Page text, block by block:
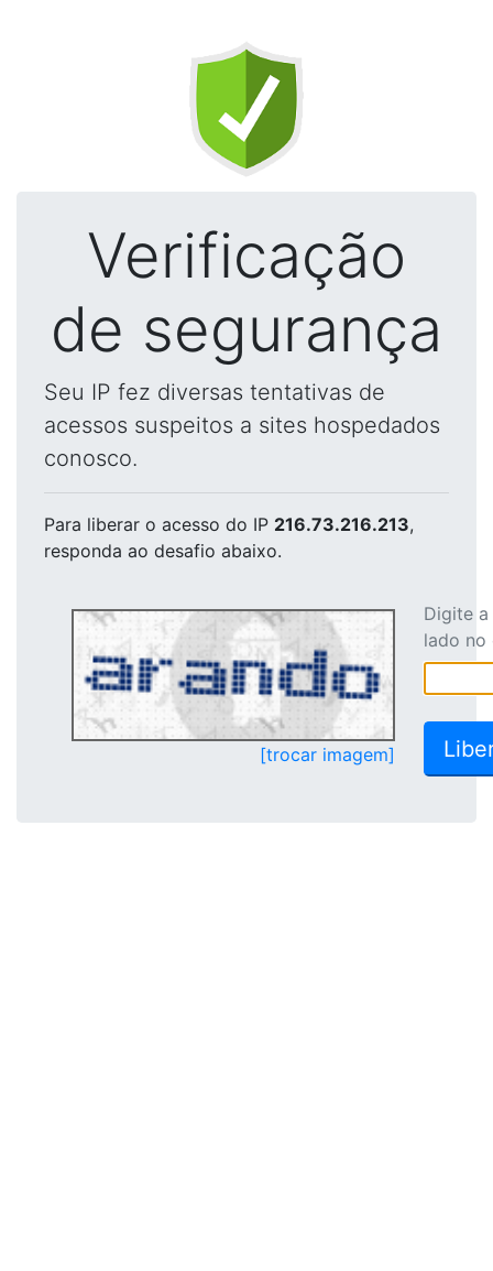
Verificação
de segurança
Seu IP fez diversas tentativas de
acessos suspeitos a sites hospedados
conosco.
Para liberar o acesso do IP 216.73.216.213,
responda ao desafio abaixo.
[trocar imagem]
Digite
lado no